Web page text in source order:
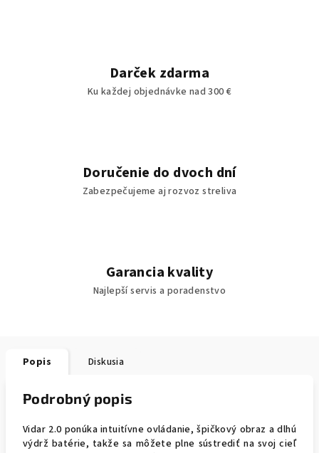
Darček zdarma
Ku každej objednávke nad 300 €
Doručenie do dvoch dní
Zabezpečujeme aj rozvoz streliva
Garancia kvality
Najlepší servis a poradenstvo
Popis Diskusia
Podrobný popis
Vidar 2.0 ponúka intuitívne ovládanie, špičkový obraz a dlhú
výdrž batérie, takže sa môžete plne sústrediť na svoj cieľ